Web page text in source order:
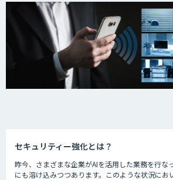
セキュリティー強化とは？
昨今、さまざまな企業がAIを活用した業務を行な
にも溶け込みつつあります。このような状況にお